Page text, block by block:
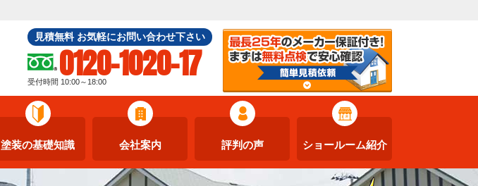
見積無料 お気軽にお問い合わせ下さい
0120-1020-17
受付時間 10:00～18:00
塗装の基礎知識 会社案内 評判の声 ショールーム紹介